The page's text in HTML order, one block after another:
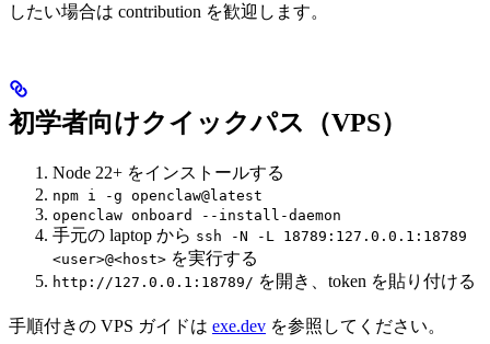
したい場合は contribution を歓迎します。
初学者向けクイックパス（VPS）
Node 22+ をインストールする
npm i -g openclaw@latest
openclaw onboard --install-daemon
手元の laptop から ssh -N -L 18789:127.0.0.1:18789
<user>@<host> を実行する
http://127.0.0.1:18789/ を開き、token を貼り付ける
手順付きの VPS ガイドは exe.dev を参照してください。